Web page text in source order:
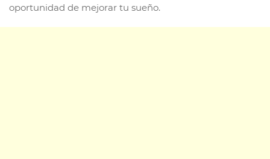
oportunidad de mejorar tu sueño.